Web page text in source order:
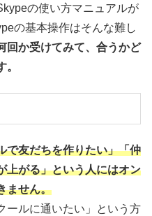
の使い方マニュアルが
の基本操作はそんな難し
回か受けてみて、合うかど
で友だちを作りたい」「仲
上がる」という人にはオン
ません。
ールに通いたい」という方